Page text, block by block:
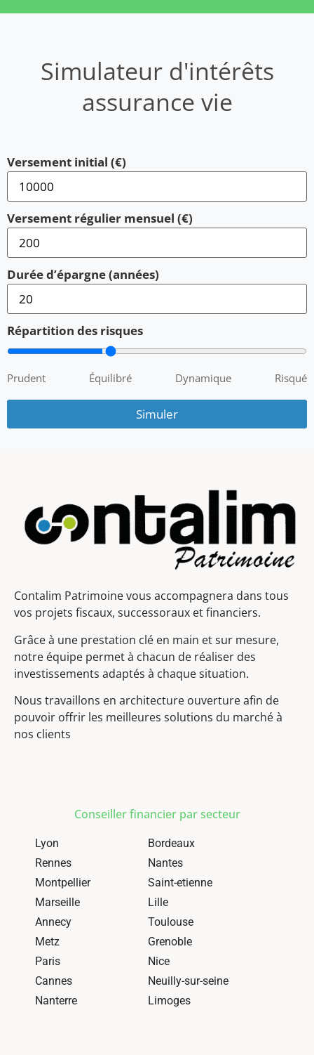
Simulateur d'intérêts
assurance vie
Versement initial (€)
Versement régulier mensuel (€)
Durée d’épargne (années)
Répartition des risques
Prudent Équilibré Dynamique Risqué
Simuler
Contalim Patrimoine vous accompagnera dans tous
vos projets fiscaux, successoraux et financiers.
Grâce à une prestation clé en main et sur mesure,
notre équipe permet à chacun de réaliser des
investissements adaptés à chaque situation.
Nous travaillons en architecture ouverture afin de
pouvoir offrir les meilleures solutions du marché à
nos clients
Conseiller financier par secteur
Lyon
Bordeaux
Rennes
Nantes
Montpellier
Saint-etienne
Marseille
Lille
Annecy
Toulouse
Metz
Grenoble
Paris
Nice
Cannes
Neuilly-sur-seine
Nanterre
Limoges